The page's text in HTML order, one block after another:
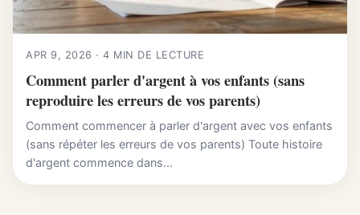
APR 9, 2026 · 4 MIN DE LECTURE
Comment parler d'argent à vos enfants (sans
reproduire les erreurs de vos parents)
Comment commencer à parler d'argent avec vos enfants
(sans répéter les erreurs de vos parents) Toute histoire
d'argent commence dans...